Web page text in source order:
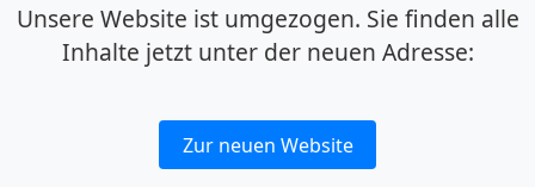
Unsere Website ist umgezogen. Sie finden alle
Inhalte jetzt unter der neuen Adresse:
Zur neuen Website